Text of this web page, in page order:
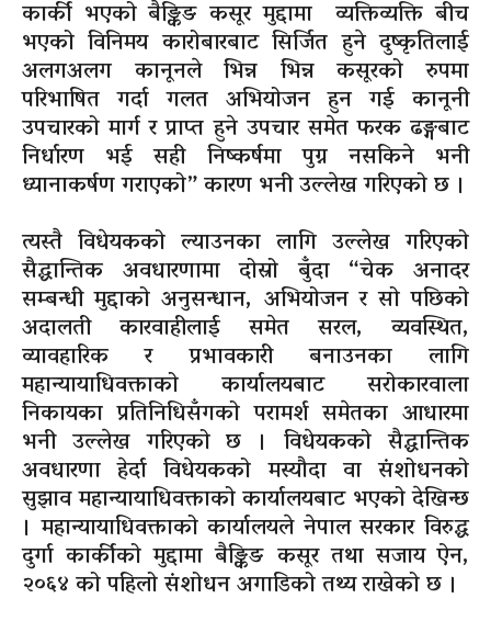
कार्की भएको बैङ्किङ कसूर मुद्दामा व्यक्तिव्यक्ति बीच
भएको विनिमय कारोबारबाट सिर्जित हुने दुष्कृतिलाई
अलगअलग कानूनले भिन्न भिन्न कसूरको रुपमा
परिभाषित गर्दा गलत अभियोजन हुन गई कानूनी
उपचारको मार्ग र प्राप्त हुने उपचार समेत फरक ढङ्गबाट
निर्धारण भई सही निष्कर्षमा पुग्न नसकिने भनी
ध्यानाकर्षण गराएको” कारण भनी उल्लेख गरिएको छ ।
त्यस्तै विधेयकको ल्याउनका लागि उल्लेख गरिएको
सैद्धान्तिक अवधारणामा दोस्रो बुँदा “चेक अनादर
सम्बन्धी मुद्दाको अनुसन्धान, अभियोजन र सो पछिको
अदालती कारवाहीलाई समेत सरल, व्यवस्थित,
व्यावहारिक र प्रभावकारी बनाउनका लागि
महान्यायाधिवक्ताको कार्यालयबाट सरोकारवाला
निकायका प्रतिनिधिसँगको परामर्श समेतका आधारमा
भनी उल्लेख गरिएको छ । विधेयकको सैद्धान्तिक
अवधारणा हेर्दा विधेयकको मस्यौदा वा संशोधनको
सुझाव महान्यायाधिवक्ताको कार्यालयबाट भएको देखिन्छ
। महान्यायाधिवक्ताको कार्यालयले नेपाल सरकार विरुद्ध
दुर्गा कार्कीको मुद्दामा बैङ्किङ कसूर तथा सजाय ऐन,
२०६४ को पहिलो संशोधन अगाडिको तथ्य राखेको छ ।